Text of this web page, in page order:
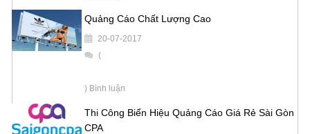
Quảng Cáo Chất Lượng Cao
20-07-2017
(
) Bình luận
Thi Công Biển Hiệu Quảng Cáo Giá Rẻ Sài Gòn
CPA